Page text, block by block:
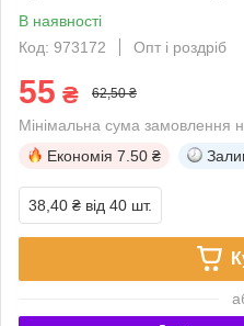
В наявності
Код: 973172
Опт і роздріб
55 ₴ 62,50 ₴
Мінімальна сума замовлення
Економія 7.50 ₴
38,40 ₴ від 40 шт.